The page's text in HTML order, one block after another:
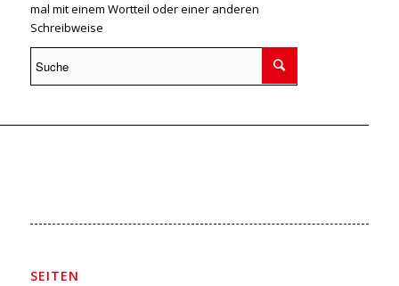
mal mit einem Wortteil oder einer anderen
Schreibweise
SEITEN